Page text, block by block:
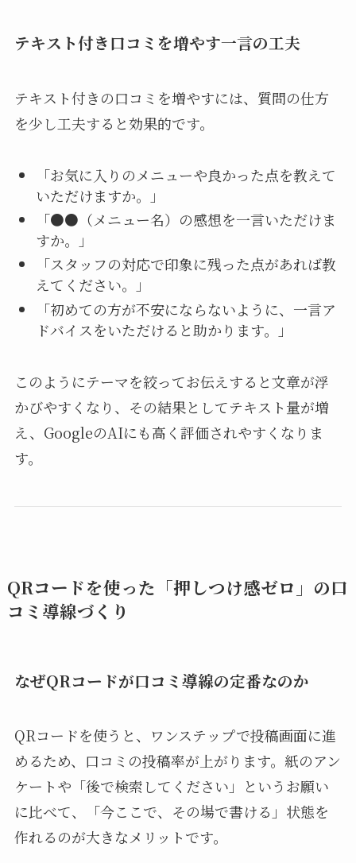
テキスト付き口コミを増やす一言の工夫
テキスト付きの口コミを増やすには、質問の仕方
を少し工夫すると効果的です。
「お気に入りのメニューや良かった点を教えて
いただけますか。」
「●●（メニュー名）の感想を一言いただけま
すか。」
「スタッフの対応で印象に残った点があれば教
えてください。」
「初めての方が不安にならないように、一言ア
ドバイスをいただけると助かります。」
このようにテーマを絞ってお伝えすると文章が浮
かびやすくなり、その結果としてテキスト量が増
え、GoogleのAIにも高く評価されやすくなりま
す。
QRコードを使った「押しつけ感ゼロ」の口
コミ導線づくり
なぜQRコードが口コミ導線の定番なのか
QRコードを使うと、ワンステップで投稿画面に進
めるため、口コミの投稿率が上がります。紙のアン
ケートや「後で検索してください」というお願い
に比べて、「今ここで、その場で書ける」状態を
作れるのが大きなメリットです。